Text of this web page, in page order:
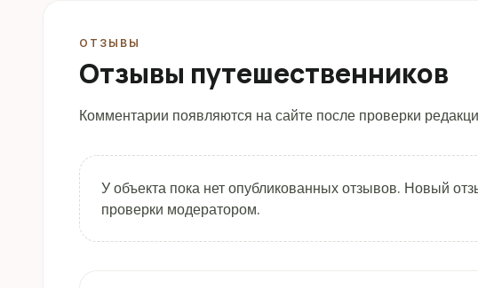
ОТЗЫВЫ
Отзывы путешественников
Комментарии появляются на сайте после проверки
У объекта пока нет опубликованных отзывов. Новый
проверки модератором.